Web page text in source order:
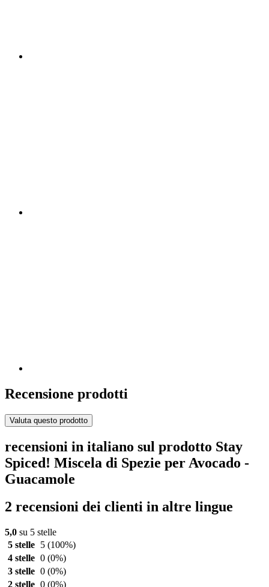
Recensione prodotti
Valuta questo prodotto
recensioni in italiano sul prodotto Stay
Spiced! Miscela di Spezie per Avocado -
Guacamole
2 recensioni dei clienti in altre lingue
5,0 su 5 stelle
5 stelle
5 (100%)
4 stelle 0 (0%)
3 stelle 0 (0%)
2 stelle 0 (0%)